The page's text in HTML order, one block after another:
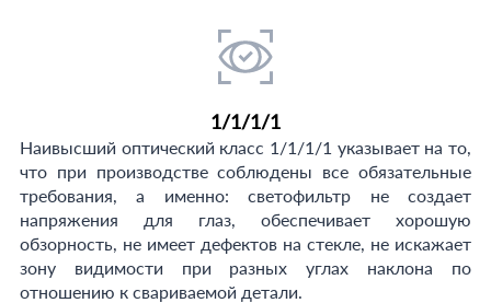
1/1/1/1
Наивысший оптический класс 1/1/1/1 указывает на то,
что при производстве соблюдены все обязательные
требования, а именно: светофильтр не создает
напряжения для глаз, обеспечивает хорошую
обзорность, не имеет дефектов на стекле, не искажает
зону видимости при разных углах наклона по
отношению к свариваемой детали.